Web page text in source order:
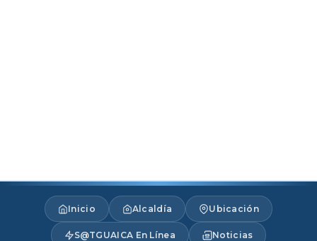
Inicio Alcaldía Ubicación
S@TGUAICA En Línea Noticias